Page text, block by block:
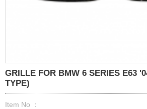
GRILLE FOR BMW 6 SERIES E63
TYPE)
Item No ：